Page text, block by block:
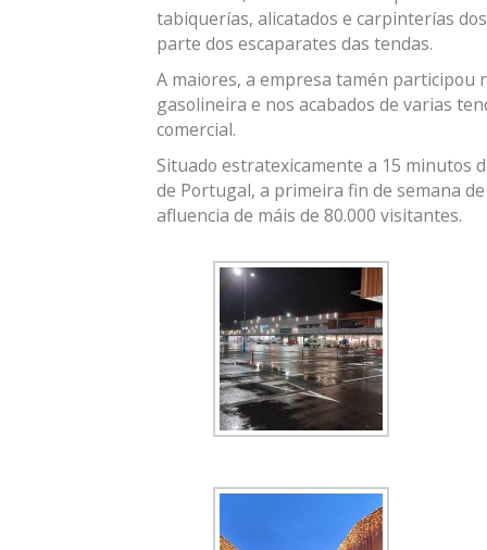
tabiquerías, alicatados e carpinterías
parte dos escaparates das tendas.
A maiores, a empresa tamén participou
gasolineira e nos acabados de varias
comercial.
Situado estratexicamente a 15 minutos
de Portugal, a primeira fin de semana
afluencia de máis de 80.000 visitantes.